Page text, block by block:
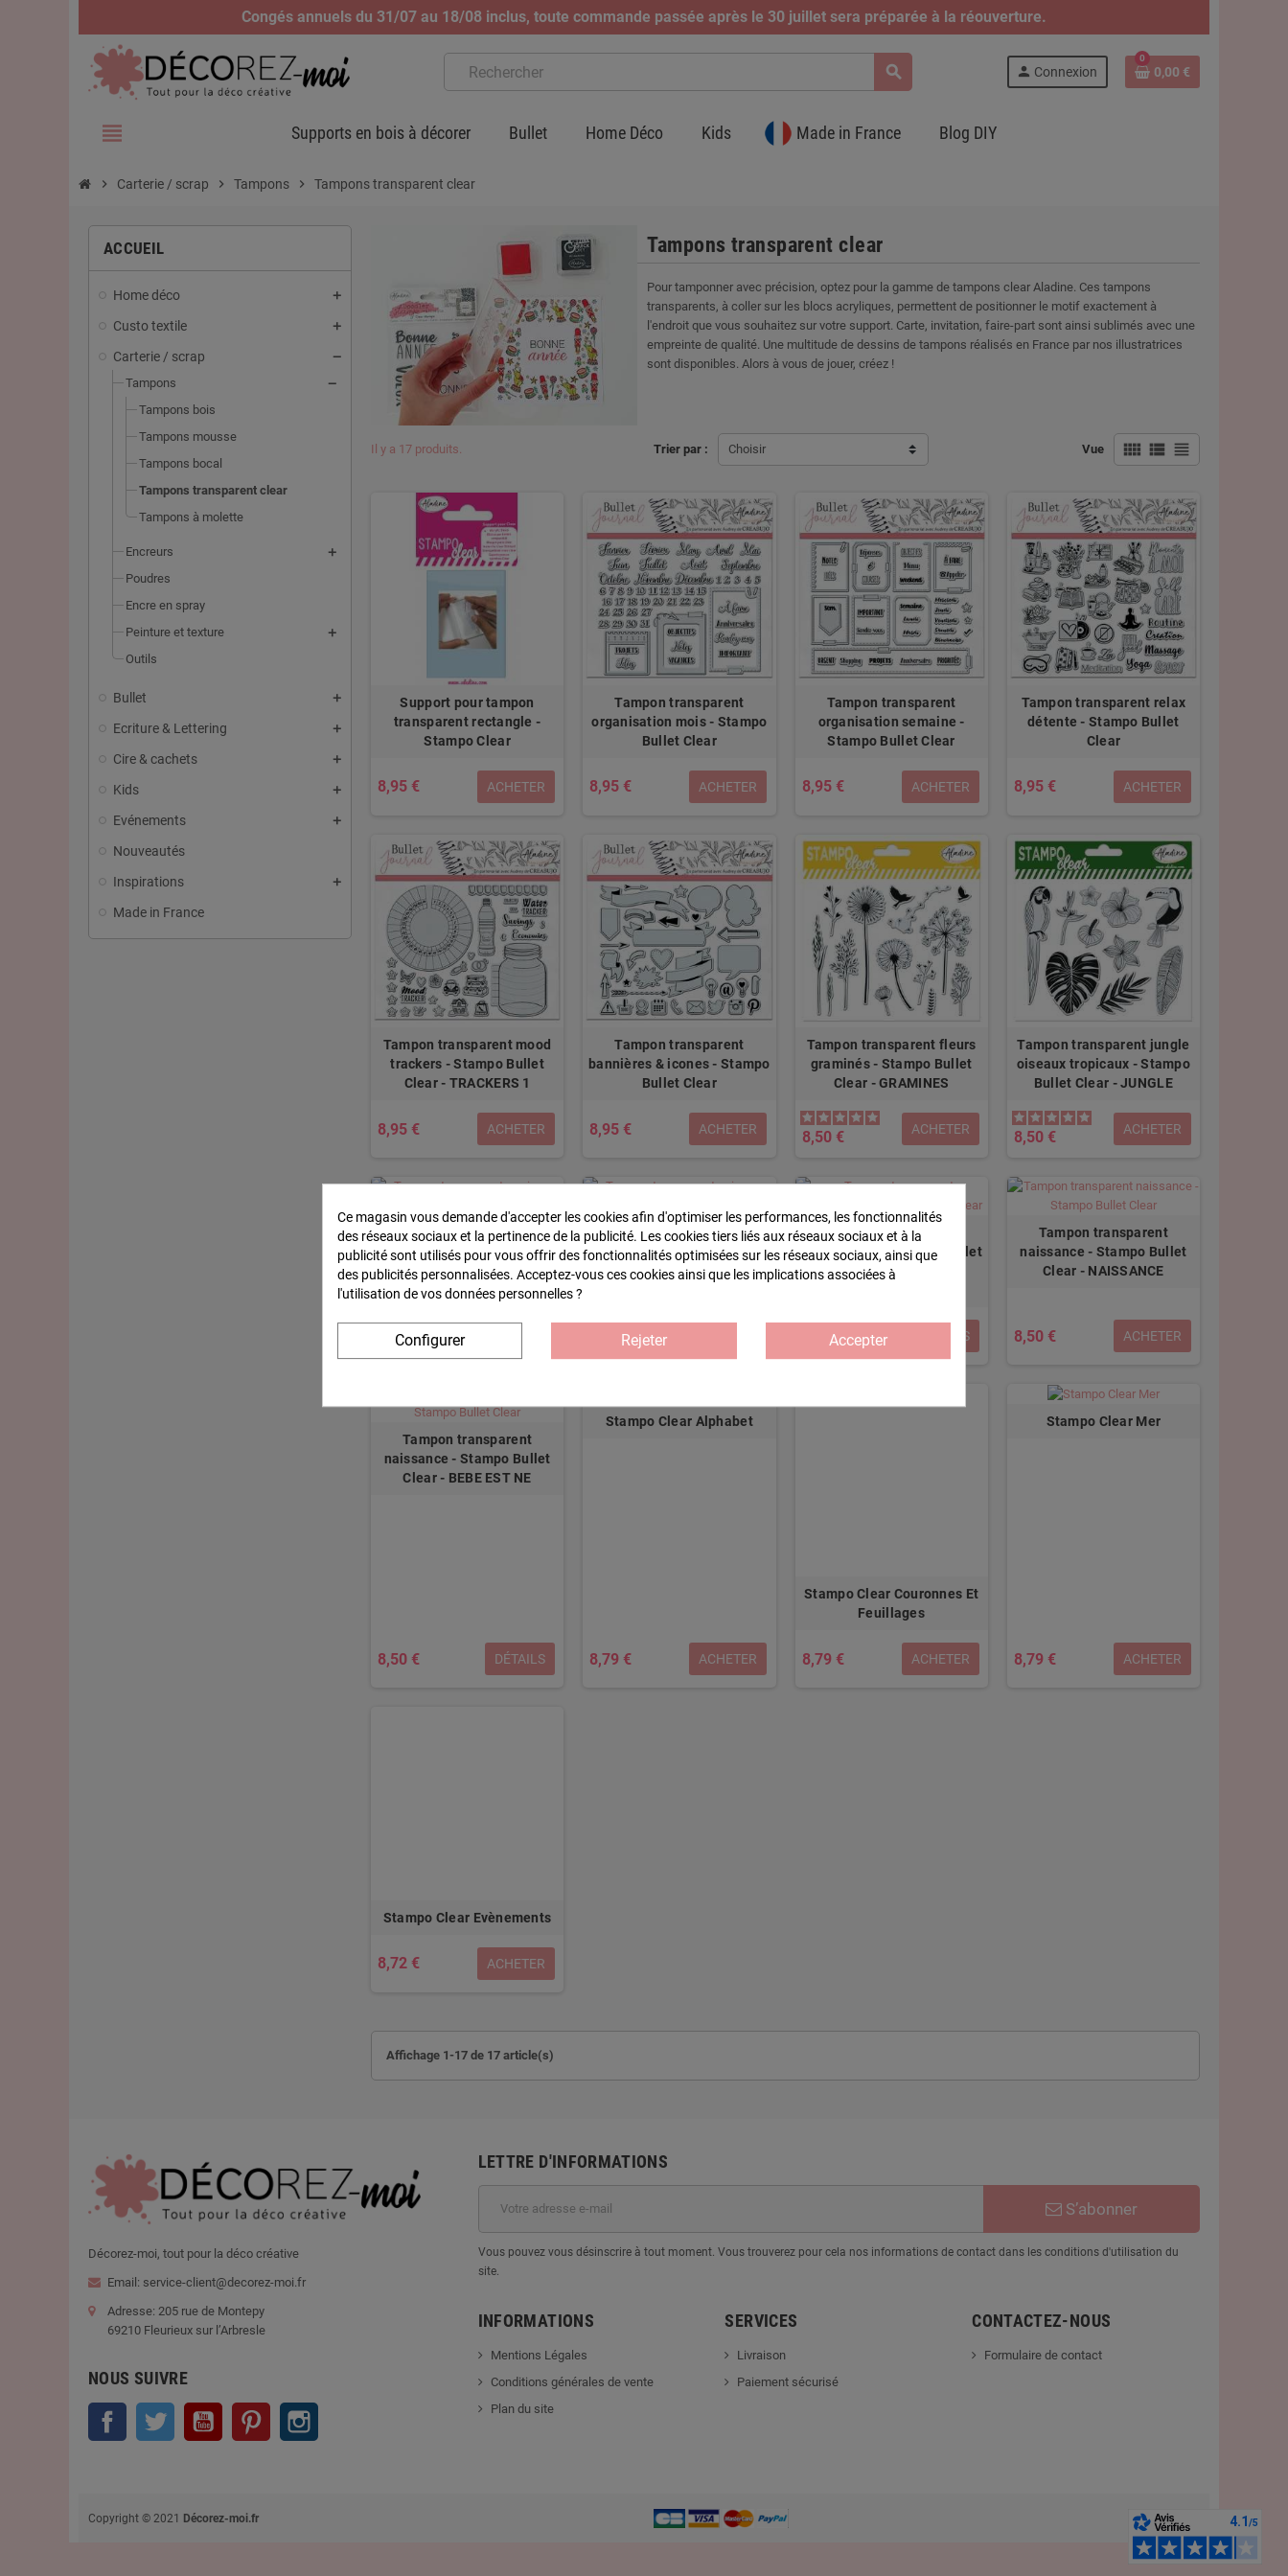
Congés annuels du 31/07 au 18/08 inclus, toute commande passée après le 30 juillet sera préparée à la réouverture.
search person Connexion
0
0,00 €
view_headline Supports en bois à décorer Bullet Home Déco Kids Made in France Blog DIY
chevron_right Carterie / scrap chevron_right Tampons chevron_right Tampons transparent clear
ACCUEIL
Home déco
Custo textile
Carterie / scrap
Tampons
Tampons bois
Tampons mousse
Tampons bocal
Tampons transparent clear
Tampons à molette
Encreurs
Poudres
Encre en spray
Peinture et texture
Outils
Bullet
Ecriture & Lettering
Cire & cachets
Kids
Evénements
Nouveautés
Inspirations
Made in France
Tampons transparent clear
Pour tamponner avec précision, optez pour la gamme de tampons clear Aladine. Ces tampons
transparents, à coller sur les blocs acryliques, permettent de positionner le motif exactement à
l'endroit que vous souhaitez sur votre support. Carte, invitation, faire-part sont ainsi sublimés avec une
empreinte de qualité. Une multitude de dessins de tampons réalisés en France par nos illustratrices
sont disponibles. Alors à vous de jouer, créez !
Trier par : Choisir Vue view_comfy view_list view_headline
Il y a 17 produits.
Support pour tampon
transparent rectangle -
Stampo Clear
8,95 € ACHETER
Tampon transparent
organisation mois - Stampo
Bullet Clear
8,95 € ACHETER
Tampon transparent
organisation semaine -
Stampo Bullet Clear
8,95 € ACHETER
Tampon transparent relax
détente - Stampo Bullet
Clear
8,95 € ACHETER
Tampon transparent mood
trackers - Stampo Bullet
Clear - TRACKERS 1
8,95 € ACHETER
Tampon transparent
bannières & icones - Stampo
Bullet Clear
8,95 € ACHETER
Tampon transparent fleurs
graminés - Stampo Bullet
Clear - GRAMINES
8,50 € ACHETER
Tampon transparent jungle
oiseaux tropicaux - Stampo
Bullet Clear - JUNGLE
8,50 € ACHETER
Tampon transparent
mariage - Stampo Bullet
Clear - TICKET MARIAGE
8,50 €
Tampon transparent poisson
- Stampo Bullet Clear
8,50 €
Tampon transparent
anniversaire - Stampo Bullet
Clear - ANNIVERSAIRE
8,50 € DÉTAILS
Tampon transparent
naissance - Stampo Bullet
Clear - NAISSANCE
8,50 € ACHETER
Tampon transparent
naissance - Stampo Bullet
Clear - BEBE EST NE
8,50 € DÉTAILS
Stampo Clear Alphabet
8,79 € ACHETER
Stampo Clear Couronnes Et
Feuillages
8,79 € ACHETER
Stampo Clear Mer
8,79 € ACHETER
Stampo Clear Evènements
8,72 € ACHETER
Affichage 1-17 de 17 article(s)
Décorez-moi, tout pour la déco créative
Email: service-client@decorez-moi.fr
Adresse: 205 rue de Montepy
69210 Fleurieux sur l’Arbresle
NOUS SUIVRE
Facebook Twitter YouTube Pinterest
LETTRE D'INFORMATIONS
S’abonner
Vous pouvez vous désinscrire à tout moment. Vous trouverez pour cela nos informations de contact dans les conditions d'utilisation du
site.
INFORMATIONS
Mentions Légales
Conditions générales de vente
Plan du site
SERVICES
Livraison
Paiement sécurisé
CONTACTEZ-NOUS
Formulaire de contact
Copyright © 2021 Décorez-moi.fr
Ce magasin vous demande d'accepter les cookies afin d'optimiser les performances, les fonctionnalités
des réseaux sociaux et la pertinence de la publicité. Les cookies tiers liés aux réseaux sociaux et à la
publicité sont utilisés pour vous offrir des fonctionnalités optimisées sur les réseaux sociaux, ainsi que
des publicités personnalisées. Acceptez-vous ces cookies ainsi que les implications associées à
l'utilisation de vos données personnelles ?
Configurer Rejeter Accepter